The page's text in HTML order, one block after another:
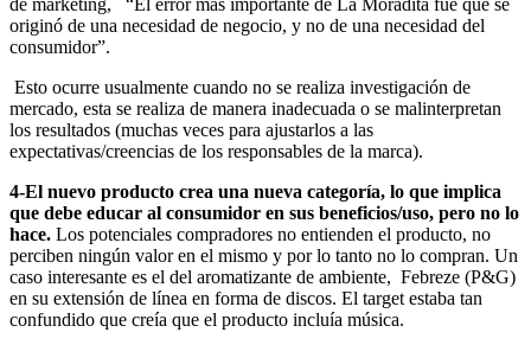
originó de una necesidad de negocio, y no de una necesidad del
consumidor”.
Esto ocurre usualmente cuando no se realiza investigación de
mercado, esta se realiza de manera inadecuada o se malinterpretan
los resultados (muchas veces para ajustarlos a las
expectativas/creencias de los responsables de la marca).
4-El nuevo producto crea una nueva categoría, lo que implica
que debe educar al consumidor en sus beneficios/uso, pero no lo
hace. Los potenciales compradores no entienden el producto, no
perciben ningún valor en el mismo y por lo tanto no lo compran. Un
caso interesante es el del aromatizante de ambiente, Febreze (P&G)
en su extensión de línea en forma de discos. El target estaba tan
confundido que creía que el producto incluía música.